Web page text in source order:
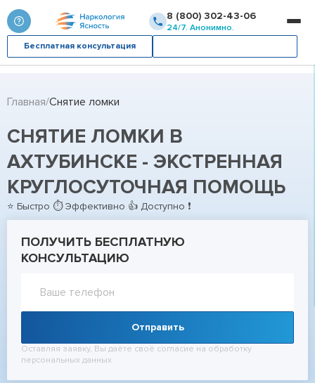
8 (800) 302-43-06
24/7. Анонимно.
Бесплатная консультация
Главная Снятие ломки
СНЯТИЕ ЛОМКИ В
АХТУБИНСКЕ - ЭКСТРЕННАЯ
КРУГЛОСУТОЧНАЯ ПОМОЩЬ
⭐ Быстро ⏱ Эффективно 👍 Доступно ❗
ПОЛУЧИТЬ БЕСПЛАТНУЮ
КОНСУЛЬТАЦИЮ
Отправить
Оставляя заявку, Вы даёте своё согласие на обработку
персональных данных